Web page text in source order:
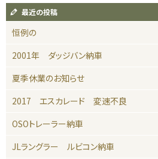
最近の投稿
恒例の
2001年 ダッジバン納車
夏季休業のお知らせ
2017 エスカレード 変速不良
OSOトレーラー納車
JLラングラー ルビコン納車